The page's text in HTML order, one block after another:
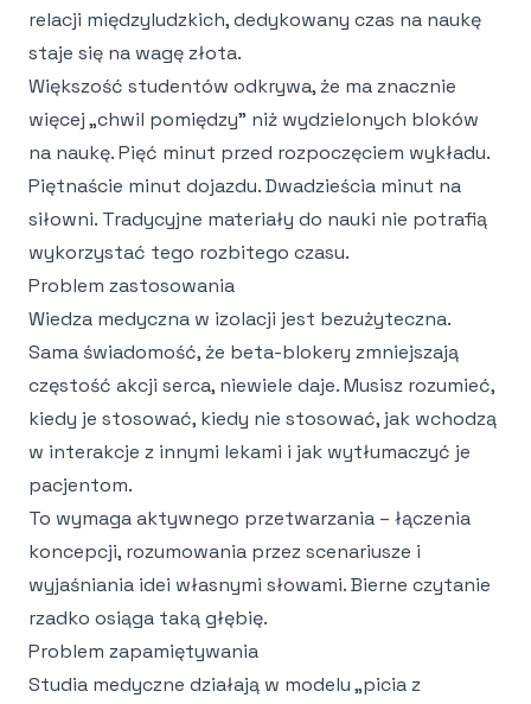
relacji międzyludzkich, dedykowany czas na naukę
staje się na wagę złota.
Większość studentów odkrywa, że ma znacznie
więcej „chwil pomiędzy" niż wydzielonych bloków
na naukę. Pięć minut przed rozpoczęciem wykładu.
Piętnaście minut dojazdu. Dwadzieścia minut na
siłowni. Tradycyjne materiały do nauki nie potrafią
wykorzystać tego rozbitego czasu.
Problem zastosowania
Wiedza medyczna w izolacji jest bezużyteczna.
Sama świadomość, że beta-blokery zmniejszają
częstość akcji serca, niewiele daje. Musisz rozumieć,
kiedy je stosować, kiedy nie stosować, jak wchodzą
w interakcje z innymi lekami i jak wytłumaczyć je
pacjentom.
To wymaga aktywnego przetwarzania – łączenia
koncepcji, rozumowania przez scenariusze i
wyjaśniania idei własnymi słowami. Bierne czytanie
rzadko osiąga taką głębię.
Problem zapamiętywania
Studia medyczne działają w modelu „picia z